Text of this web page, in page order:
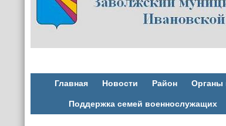
Главная Новости Район Органы
Поддержка семей военнослужащих